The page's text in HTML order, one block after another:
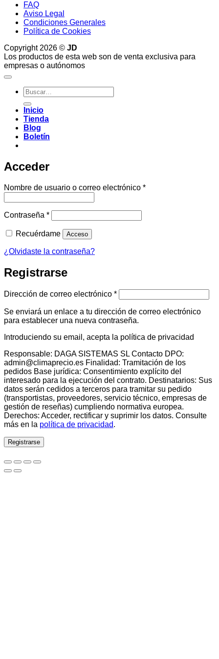
FAQ
Aviso Legal
Condiciones Generales
Política de Cookies
Copyright 2026 © JD
Los productos de esta web son de venta exclusiva para
empresas o autónomos
Buscar
por:
Inicio
Tienda
Blog
Boletín
Acceder
Nombre de usuario o correo electrónico *Obligatorio
Contraseña *Obligatorio
Recuérdame Acceso
¿Olvidaste la contraseña?
Registrarse
Dirección de correo electrónico *Obligatorio
Se enviará un enlace a tu dirección de correo electrónico
para establecer una nueva contraseña.
Introduciendo su email, acepta la política de privacidad
Responsable: DAGA SISTEMAS SL Contacto DPO:
admin@climaprecio.es Finalidad: Tramitación de los
pedidos Base jurídica: Consentimiento explícito del
interesado para la ejecución del contrato. Destinatarios: Sus
datos serán cedidos a terceros para tramitar su pedido
(transportistas, proveedores, servicio técnico, empresas de
gestión de reseñas) cumpliendo normativa europea.
Derechos: Acceder, rectificar y suprimir los datos. Consulte
más en la política de privacidad.
Registrarse